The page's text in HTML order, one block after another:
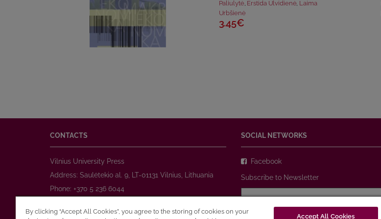
Paliulytė, Erstida Ulvidienė, Laima
Urbšienė
3.45€
CONTACTS
Vilnius University Press
Address: Saulėtekio al. 9, LT-01131 Vilnius, Lithuania
Phone: +370 5 236 6044
E-mail:prekyba@leidykla.vu.lt
SOCIAL NETWORKS
Facebook
Subscribe to Newsletter
By clicking “Accept All Cookies”, you agree to the storing of cookies on your
Accept All Cookies